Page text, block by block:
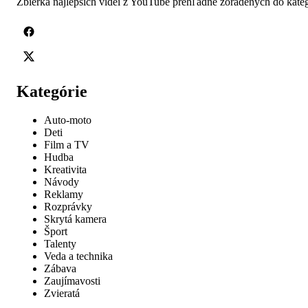
Kategórie
Auto-moto
Deti
Film a TV
Hudba
Kreativita
Návody
Reklamy
Rozprávky
Skrytá kamera
Šport
Talenty
Veda a technika
Zábava
Zaujímavosti
Zvieratá